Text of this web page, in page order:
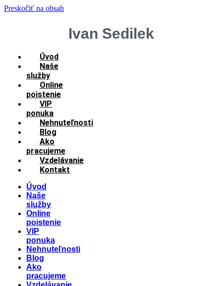
Preskočiť na obsah
Ivan Sedilek
Úvod
Naše
služby
Online
poistenie
VIP
ponuka
Nehnuteľnosti
Blog
Ako
pracujeme
Vzdelávanie
Kontakt
Úvod
Naše
služby
Online
poistenie
VIP
ponuka
Nehnuteľnosti
Blog
Ako
pracujeme